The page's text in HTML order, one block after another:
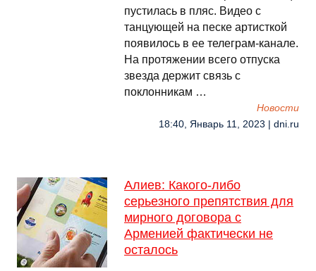
пустилась в пляс. Видео с
танцующей на песке артисткой
появилось в ее телеграм-канале.
На протяжении всего отпуска
звезда держит связь с
поклонникам …
Новости
18:40, Январь 11, 2023 | dni.ru
Алиев: Какого-либо
серьезного препятствия для
мирного договора с
Арменией фактически не
осталось